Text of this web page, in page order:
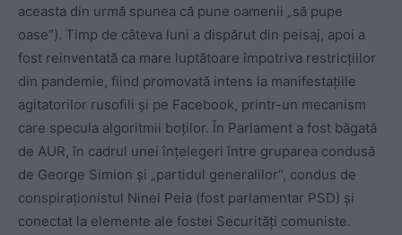
aceasta din urmă spunea că pune oamenii „să pupe
oase”). Timp de câteva luni a dispărut din peisaj, apoi a
fost reinventată ca mare luptătoare împotriva restricțiilor
din pandemie, fiind promovată intens la manifestațiile
agitatorilor rusofili și pe Facebook, printr-un mecanism
care specula algoritmii boților. În Parlament a fost băgată
de AUR, în cadrul unei înțelegeri între gruparea condusă
de George Simion și „partidul generalilor“, condus de
conspiraționistul Ninel Peia (fost parlamentar PSD) și
conectat la elemente ale fostei Securități comuniste.